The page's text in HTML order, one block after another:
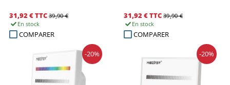
31,92 €TTC 39,90 €
En stock
COMPARER
31,92 €TTC 39,90 €
En stock
COMPARER
-20% -20%